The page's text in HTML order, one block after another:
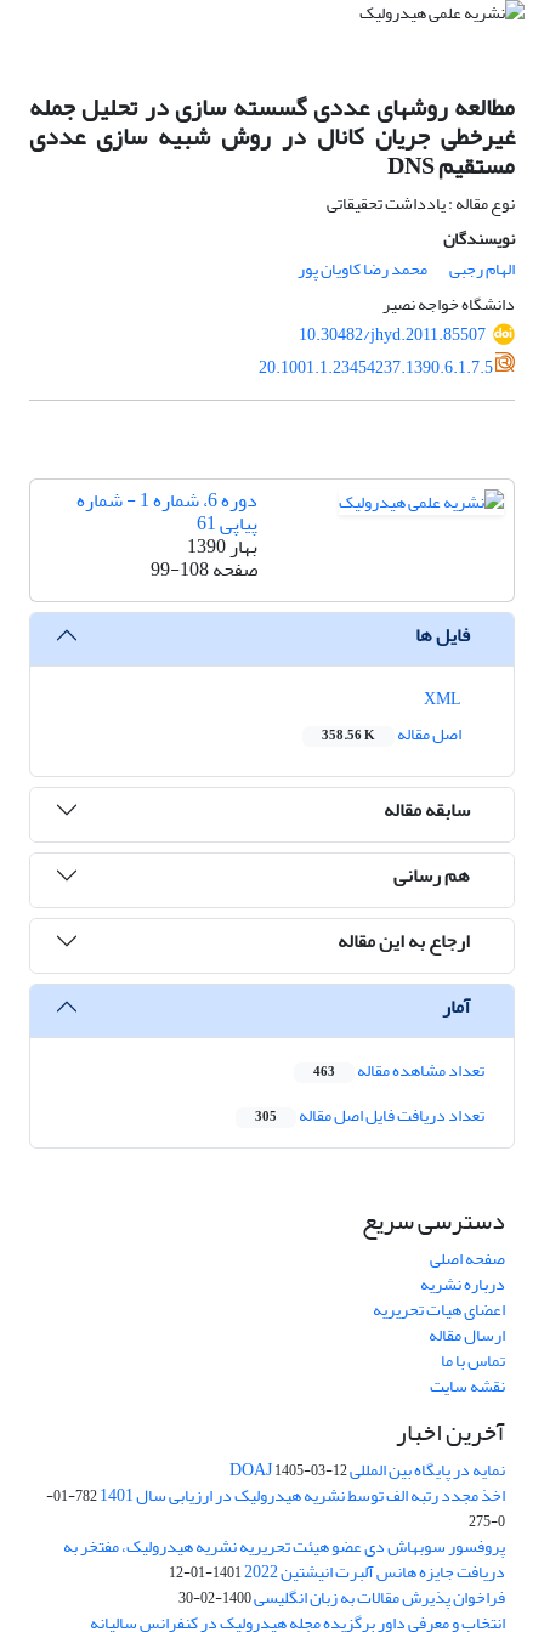
مطالعه روشهای عددی گسسته سازی در تحلیل جمله
غیرخطی جریان کانال در روش شبیه سازی عددی
مستقیم DNS
نوع مقاله : یادداشت تحقیقاتی
نویسندگان
الهام رجبی
محمد رضا کاویان پور
دانشگاه خواجه نصیر
10.30482/jhyd.2011.85507
20.1001.1.23454237.1390.6.1.7.5
دوره 6، شماره 1 - شماره
پیاپی 61
بهار 1390
صفحه99-108
فایل ها
اصل مقاله
358.56 K
سابقه مقاله
هم رسانی
ارجاع به این مقاله
آمار
تعداد مشاهده مقاله 463
تعداد دریافت فایل اصل مقاله 305
دسترسی سریع
صفحه اصلی
درباره نشریه
اعضای هیات تحریریه
ارسال مقاله
تماس با ما
نقشه سایت
آخرین اخبار
نمایه در پایگاه بین المللی DOAJ1405-03-12
اخذ مجدد رتبه الف توسط نشریه هیدرولیک در ارزیابی سال 1401
782-01-
0-275
پروفسور سوبهاش دی عضو هیئت تحریریه نشریه هیدرولیک، مفتخر به
دریافت جایزه هانس آلبرت انیشتین 2022 1401-01-12
فراخوان پذیرش مقالات به زبان انگلیسی1400-02-30
انتخاب و معرفی داور برگزیده مجله هیدرولیک در کنفرانس سالیانه